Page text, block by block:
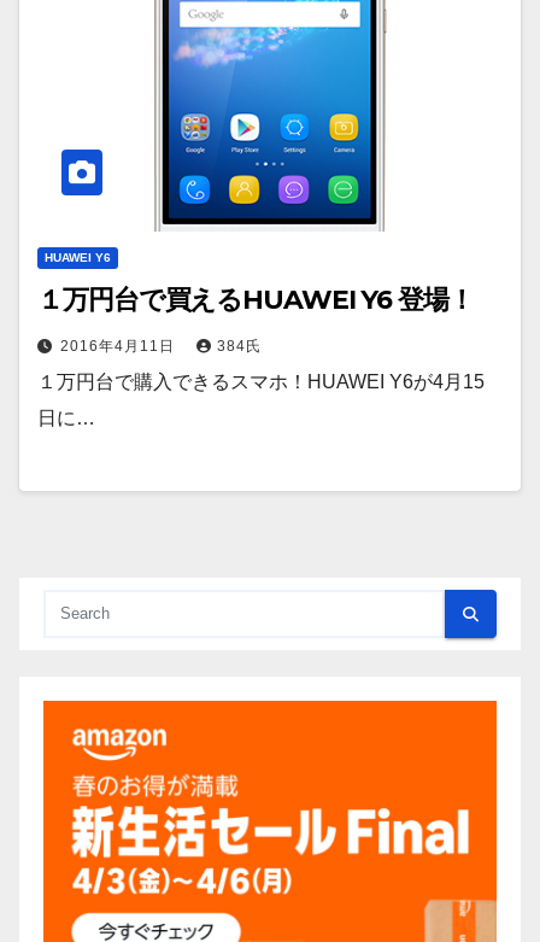
HUAWEI Y6
１万円台で買えるHUAWEI Y6 登場！
2016年4月11日 384氏
１万円台で購入できるスマホ！HUAWEI Y6が4月15
日に…